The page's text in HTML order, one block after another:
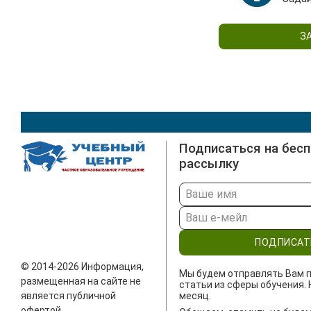
© 2014-2026 Информация,
размещенная на сайте не
является публичной
Подписаться на
рассылку
Мы будем отправлять Вам
статьи из сферы обучения.
месяц.